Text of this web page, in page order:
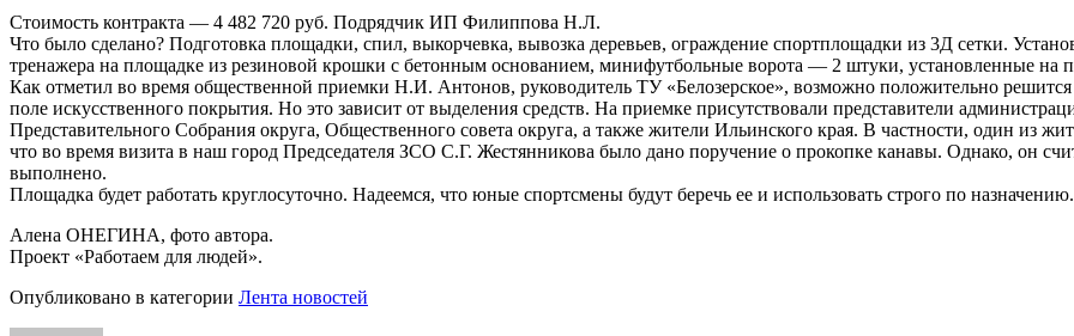
Стоимость контракта — 4 482 720 руб. Подрядчик ИП Филиппова Н.Л.
Что было сделано? Подготовка площадки, спил, выкорчевка, вывозка деревьев, ограждение спортплощадки из 3Д сетки.
тренажера на площадке из резиновой крошки с бетонным основанием, минифутбольные ворота — 2 штуки, установленные на
Как отметил во время общественной приемки Н.И. Антонов, руководитель ТУ «Белозерское», возможно положительно
поле искусственного покрытия. Но это зависит от выделения средств. На приемке присутствовали представители
Представительного Собрания округа, Общественного совета округа, а также жители Ильинского края. В частности, один из
что во время визита в наш город Председателя ЗСО С.Г. Жестянникова было дано поручение о прокопке канавы. Однако, он
выполнено.
Площадка будет работать круглосуточно. Надеемся, что юные спортсмены будут беречь ее и использовать строго по назначению.
Алена ОНЕГИНА, фото автора.
Проект «Работаем для людей».
Опубликовано в категории Лента новостей